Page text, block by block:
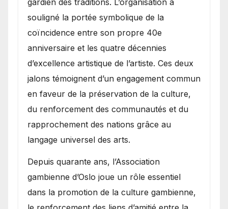
gardien des traditions. L’organisation a
souligné la portée symbolique de la
coïncidence entre son propre 40e
anniversaire et les quatre décennies
d’excellence artistique de l’artiste. Ces deux
jalons témoignent d’un engagement commun
en faveur de la préservation de la culture,
du renforcement des communautés et du
rapprochement des nations grâce au
langage universel des arts.
​Depuis quarante ans, l’Association
gambienne d’Oslo joue un rôle essentiel
dans la promotion de la culture gambienne,